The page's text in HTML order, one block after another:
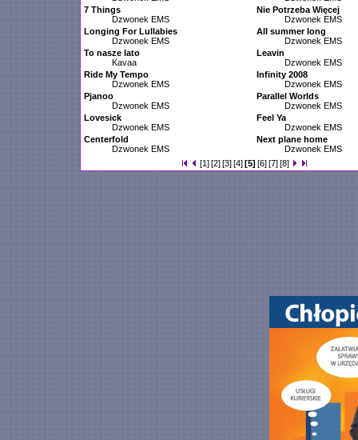
7 Things
Dzwonek EMS
Nie Potrzeba Więcej
Dzwonek EMS
Longing For Lullabies
Dzwonek EMS
All summer long
Dzwonek EMS
To nasze lato
Kavaa
Leavin
Dzwonek EMS
Ride My Tempo
Dzwonek EMS
Infinity 2008
Dzwonek EMS
Pjanoo
Dzwonek EMS
Parallel Worlds
Dzwonek EMS
Lovesick
Dzwonek EMS
Feel Ya
Dzwonek EMS
Centerfold
Dzwonek EMS
Next plane home
Dzwonek EMS
[1][2][3][4][5] [6][7][8]